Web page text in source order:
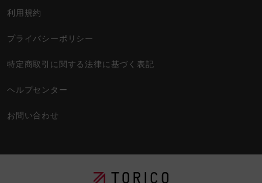
利用規約
プライバシーポリシー
特定商取引に関する法律に基づく表記
ヘルプセンター
お問い合わせ